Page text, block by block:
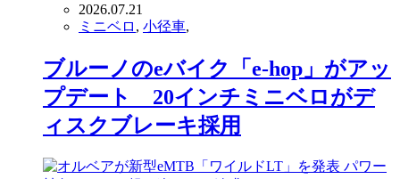
2026.07.21
ミニベロ , 小径車,
ブルーノのeバイク「e-hop」がアッ
プデート 20インチミニベロがデ
ィスクブレーキ採用